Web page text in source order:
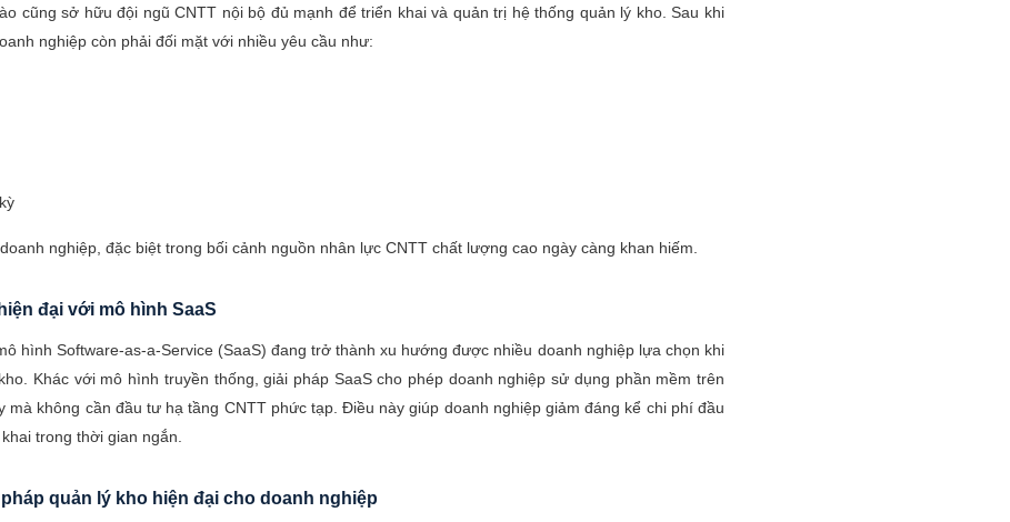
cũng sở hữu đội ngũ CNTT nội bộ đủ mạnh để triển khai và quản trị hệ thống quản lý kho. Sau khi
nghiệp còn phải đối mặt với nhiều yêu cầu như:
nghiệp, đặc biệt trong bối cảnh nguồn nhân lực CNTT chất lượng cao ngày càng khan hiếm.
đại với mô hình SaaS
hình Software-as-a-Service (SaaS) đang trở thành xu hướng được nhiều doanh nghiệp lựa chọn khi
Khác với mô hình truyền thống, giải pháp SaaS cho phép doanh nghiệp sử dụng phần mềm trên
mà không cần đầu tư hạ tầng CNTT phức tạp. Điều này giúp doanh nghiệp giảm đáng kể chi phí đầu
trong thời gian ngắn.
pháp quản lý kho hiện đại cho doanh nghiệp